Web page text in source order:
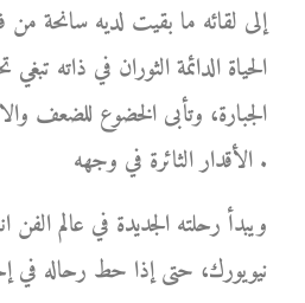
إلى لقائه ما بقيت لديه سانحة من
الحياة الدائمة الثوران في ذاته
الجبارة، وتأبى الخضوع للضعف
الأقدار الثائرة في وجهه .
ويبدأ رحلته الجديدة في عالم الفن
نيويورك، حتى إذا حط رحاله في